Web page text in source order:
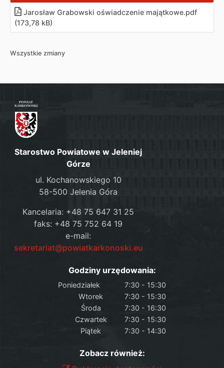
Jarosław Grabowski oświadczenie majątkowe.pdf
(173,78 kB)
Wszystkie zmiany
Starostwo Powiatowe w Jeleniej
Górze
ul. Kochanowskiego 10
58-500 Jelenia Góra
Kancelaria: +48 75 647 31 25
faks: +48 75 752 64 19
e-mail:
sekretariat@powiatkarkonoski.eu
Godziny urzędowania:
Poniedziałek
7:30 - 15:30
Wtorek
7:30 - 15:30
Środa
7:30 - 16:30
Czwartek
7:30 - 15:30
Piątek
7:30 - 14:30
Zobacz również: